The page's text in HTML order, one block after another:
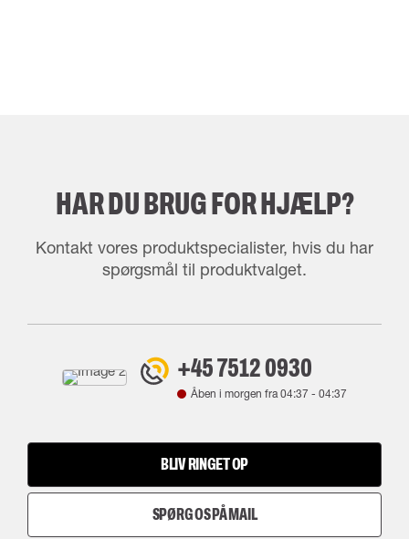
HAR DU BRUG FOR HJÆLP?
Kontakt vores produktspecialister, hvis du har
spørgsmål til produktvalget.
+45 7512 0930
Åben i morgen fra04:37 - 04:37
BLIV RINGET OP
SPØRG OS PÅ MAIL